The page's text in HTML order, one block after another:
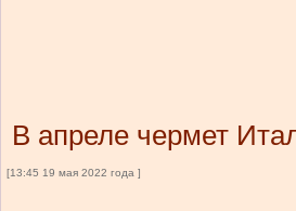
В апреле чермет
[13:45 19 мая 2022 года ]